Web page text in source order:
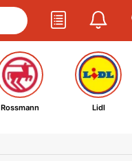
Rossmann Lidl